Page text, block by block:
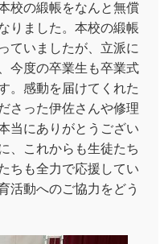
校の緞帳をなんと無償
りました。本校の緞帳
ていましたが、立派に
今度の卒業生も卒業式
。感動を届けてくれた
さった伊佐さんや修理
当にありがとうござい
、これからも生徒たち
ちも全力で応援してい
活動へのご協力をどう